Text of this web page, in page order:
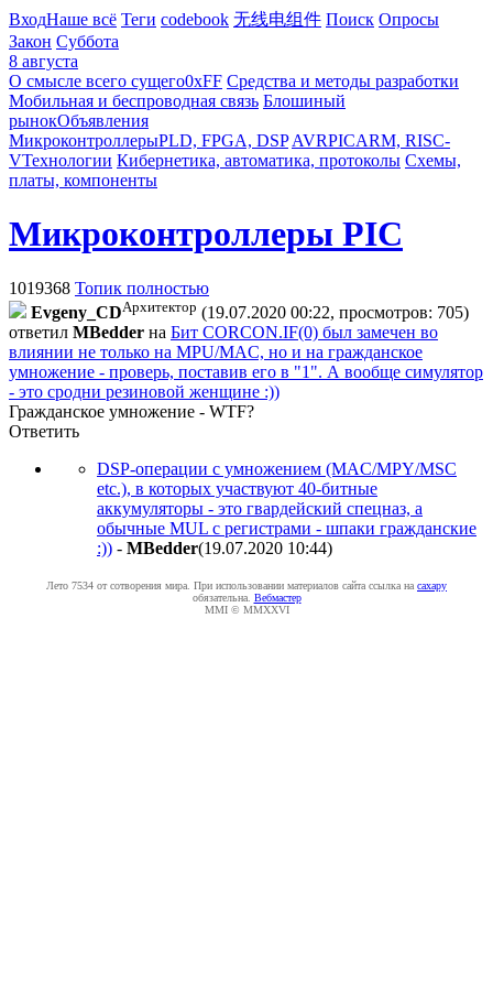
ВходНаше всё Теги codebook 无线电组件 Поиск Опросы
Закон Суббота
8 августа
О смысле всего сущего0xFF Средства и методы разработки
Мобильная и беспроводная связь Блошиный
рынокОбъявления
МикроконтроллерыPLD, FPGA, DSP AVRPICARM, RISC-
VТехнологии Кибернетика, автоматика, протоколы Схемы,
платы, компоненты
Микроконтроллеры PIC
1019368 Топик полностью
Evgeny_CDАрхитектор (19.07.2020 00:22, просмотров: 705)
ответил MBedder на Бит CORCON.IF(0) был замечен во
влиянии не только на MPU/MAC, но и на гражданское
умножение - проверь, поставив его в "1". А вообще симулятор
- это сродни резиновой женщине :))
Гражданское умножение - WTF?
Ответить
DSP-операции с умножением (MAC/MPY/MSC
etc.), в которых участвуют 40-битные
аккумуляторы - это гвардейский спецназ, а
обычные MUL с регистрами - шпаки гражданские
:)) - MBedder(19.07.2020 10:44)
Лето 7534 от сотворения мира. При использовании материалов сайта ссылка на caxapу
обязательна. Вебмастер
MMI © MMXXVI